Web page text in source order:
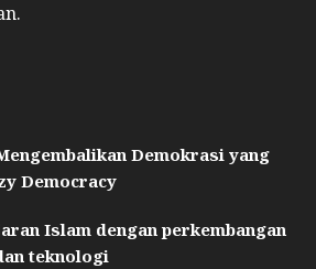
Demokrasi yang
Democracy
Islam dengan perkembangan
teknologi